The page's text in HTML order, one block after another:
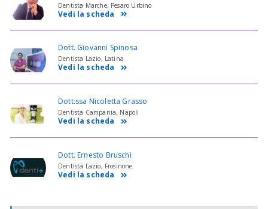
Dentista Marche, Pesaro Urbino
Vedi la scheda
Dott. Giovanni Spinosa
Dentista Lazio, Latina
Vedi la scheda
Dott.ssa Nicoletta Grasso
Dentista Campania, Napoli
Vedi la scheda
Dott. Ernesto Bruschi
Dentista Lazio, Frosinone
Vedi la scheda